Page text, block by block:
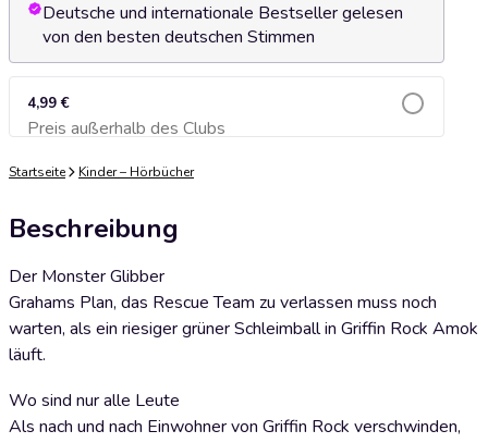
Deutsche und internationale Bestseller gelesen
von den besten deutschen Stimmen
4,99 €
Preis außerhalb des ClubsZum Warenkorb hinzufügen
Startseite Kinder – Hörbücher
Beschreibung
Der Monster Glibber
Grahams Plan, das Rescue Team zu verlassen muss noch
warten, als ein riesiger grüner Schleimball in Griffin Rock Amok
läuft.
Wo sind nur alle Leute
Als nach und nach Einwohner von Griffin Rock verschwinden,